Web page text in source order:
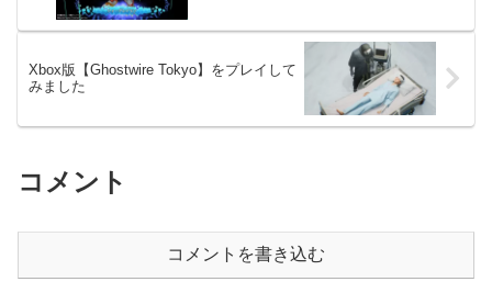
Xbox版【Ghostwire Tokyo】をプレイして
みました
コメント
コメントを書き込む